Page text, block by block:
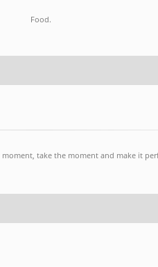
Food.
take the moment and make it